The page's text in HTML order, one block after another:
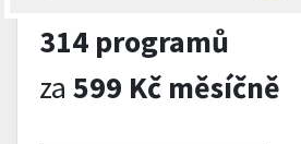
314 programů
za 599 Kč měsíčně